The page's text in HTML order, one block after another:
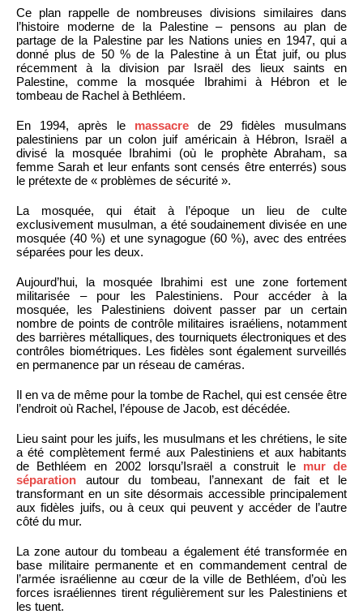
Ce plan rappelle de nombreuses divisions similaires dans
l’histoire moderne de la Palestine – pensons au plan de
partage de la Palestine par les Nations unies en 1947, qui a
donné plus de 50 % de la Palestine à un État juif, ou plus
récemment à la division par Israël des lieux saints en
Palestine, comme la mosquée Ibrahimi à Hébron et le
tombeau de Rachel à Bethléem.
En 1994, après le massacre de 29 fidèles musulmans
palestiniens par un colon juif américain à Hébron, Israël a
divisé la mosquée Ibrahimi (où le prophète Abraham, sa
femme Sarah et leur enfants sont censés être enterrés) sous
le prétexte de « problèmes de sécurité ».
La mosquée, qui était à l’époque un lieu de culte
exclusivement musulman, a été soudainement divisée en une
mosquée (40 %) et une synagogue (60 %), avec des entrées
séparées pour les deux.
Aujourd’hui, la mosquée Ibrahimi est une zone fortement
militarisée – pour les Palestiniens. Pour accéder à la
mosquée, les Palestiniens doivent passer par un certain
nombre de points de contrôle militaires israéliens, notamment
des barrières métalliques, des tourniquets électroniques et des
contrôles biométriques. Les fidèles sont également surveillés
en permanence par un réseau de caméras.
Il en va de même pour la tombe de Rachel, qui est censée être
l’endroit où Rachel, l’épouse de Jacob, est décédée.
Lieu saint pour les juifs, les musulmans et les chrétiens, le site
a été complètement fermé aux Palestiniens et aux habitants
de Bethléem en 2002 lorsqu’Israël a construit le mur de
séparation autour du tombeau, l’annexant de fait et le
transformant en un site désormais accessible principalement
aux fidèles juifs, ou à ceux qui peuvent y accéder de l’autre
côté du mur.
La zone autour du tombeau a également été transformée en
base militaire permanente et en commandement central de
l’armée israélienne au cœur de la ville de Bethléem, d’où les
forces israéliennes tirent régulièrement sur les Palestiniens et
les tuent.